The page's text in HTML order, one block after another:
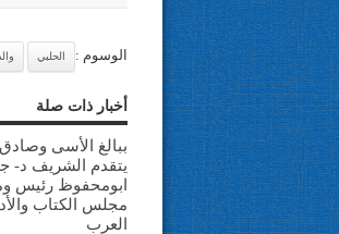
الوسوم : الحلبي
أخبار ذات صلة
ببالغ الأسى
يتقدم الشريف د-
ابومحفوظ رئيس
مجلس الكتاب
العرب